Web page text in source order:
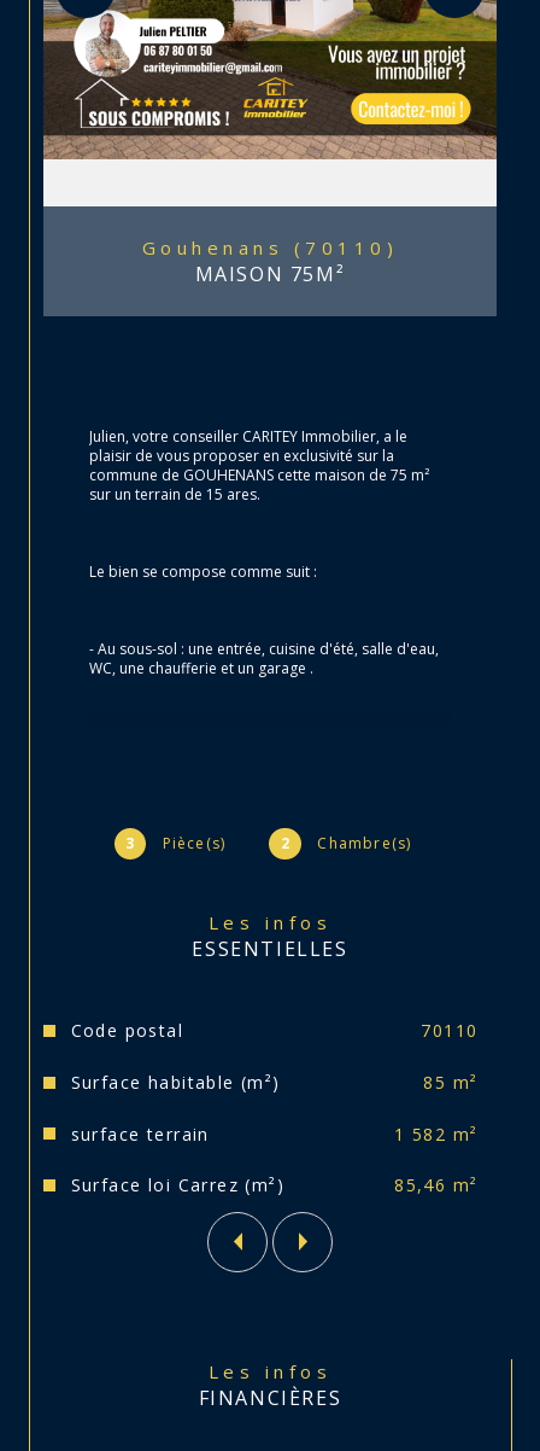
Gouhenans (70110)
MAISON 75M²
3 Pièce(s) 2 Chambre(s)
Les infos
ESSENTIELLES
Caractéristiques Valeurs
Code postal 70110
Surface habitable (m²) 85 m²
surface terrain 1 582 m²
Surface loi Carrez (m²) 85,46 m²
Julien, votre conseiller CARITEY Immobilier, a le
plaisir de vous proposer en exclusivité sur la
commune de GOUHENANS cette maison de 75 m²
sur un terrain de 15 ares.
Le bien se compose comme suit :
- Au sous-sol : une entrée, cuisine d'été, salle d'eau,
WC, une chaufferie et un garage .
La maison est équipée de fenêtres en PVC double
vitrage avec volet electrique.
Assainissement non conforme.
Votre conseiller reste à votre entière disposition
Les infos
FINANCIÈRES